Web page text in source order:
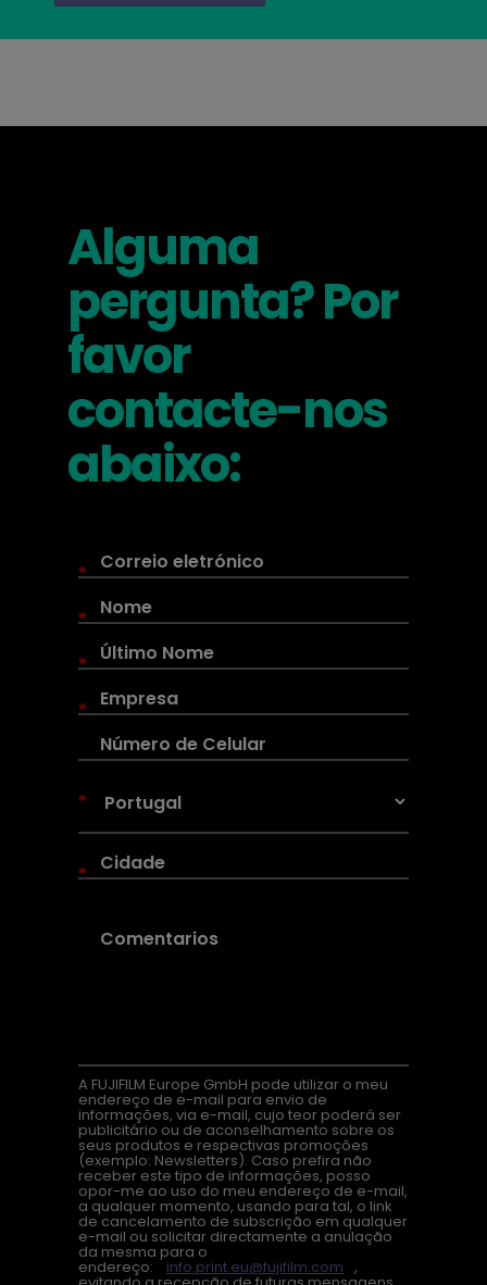
Alguma
pergunta? Por
favor
contacte-nos
abaixo:
*
*
*
*
*
*
A FUJIFILM Europe GmbH pode utilizar o meu
endereço de e-mail para envio de
informações, via e-mail, cujo teor poderá ser
publicitário ou de aconselhamento sobre os
seus produtos e respectivas promoções
(exemplo: Newsletters). Caso prefira não
receber este tipo de informações, posso
opor-me ao uso do meu endereço de e-mail,
a qualquer momento, usando para tal, o link
de cancelamento de subscrição em qualquer
e-mail ou solicitar directamente a anulação
da mesma para o
endereço: info.print.eu@fujifilm.com ,